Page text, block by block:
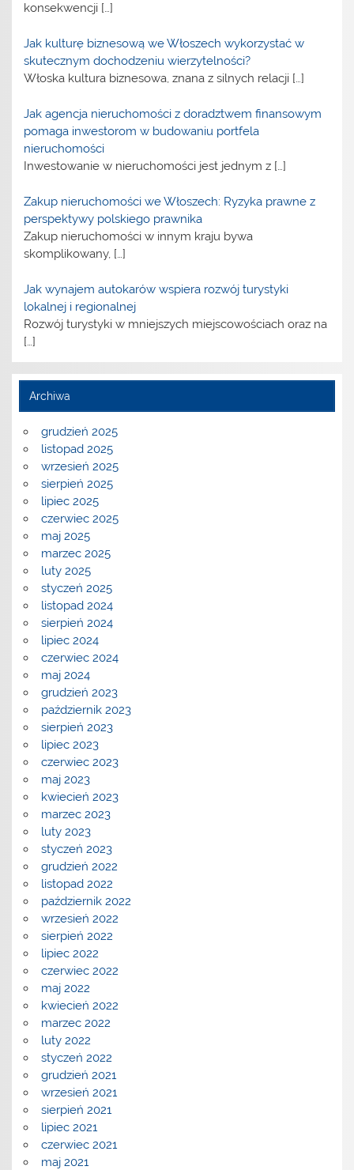
konsekwencji […]
Jak kulturę biznesową we Włoszech wykorzystać w
skutecznym dochodzeniu wierzytelności?
Włoska kultura biznesowa, znana z silnych relacji […]
Jak agencja nieruchomości z doradztwem finansowym
pomaga inwestorom w budowaniu portfela
nieruchomości
Inwestowanie w nieruchomości jest jednym z […]
Zakup nieruchomości we Włoszech: Ryzyka prawne z
perspektywy polskiego prawnika
Zakup nieruchomości w innym kraju bywa
skomplikowany, […]
Jak wynajem autokarów wspiera rozwój turystyki
lokalnej i regionalnej
Rozwój turystyki w mniejszych miejscowościach oraz na
[…]
Archiwa
grudzień 2025
listopad 2025
wrzesień 2025
sierpień 2025
lipiec 2025
czerwiec 2025
maj 2025
marzec 2025
luty 2025
styczeń 2025
listopad 2024
sierpień 2024
lipiec 2024
czerwiec 2024
maj 2024
grudzień 2023
październik 2023
sierpień 2023
lipiec 2023
czerwiec 2023
maj 2023
kwiecień 2023
marzec 2023
luty 2023
styczeń 2023
grudzień 2022
listopad 2022
październik 2022
wrzesień 2022
sierpień 2022
lipiec 2022
czerwiec 2022
maj 2022
kwiecień 2022
marzec 2022
luty 2022
styczeń 2022
grudzień 2021
wrzesień 2021
sierpień 2021
lipiec 2021
czerwiec 2021
maj 2021